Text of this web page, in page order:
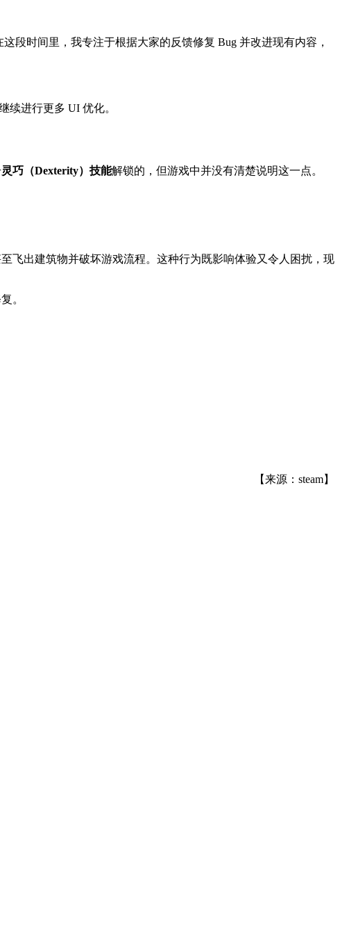
段时间里，我专注于根据大家的反馈修复 Bug 并改进现有内容，
续进行更多 UI 优化。
灵巧（Dexterity）技能解锁的，但游戏中并没有清楚说明这一点。
飞出建筑物并破坏游戏流程。这种行为既影响体验又令人困扰，现
。
【来源：steam】